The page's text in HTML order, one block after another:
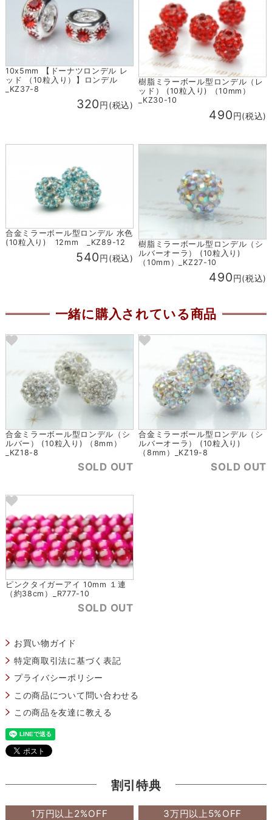
10x5mm 【ドーナツロンデル レ
ッド （10粒入り）】ロンデル
_KZ37-8
320円(税込)
樹脂ミラーボール型ロンデル（レ
ッド） (10粒入り) （10mm）
_KZ30-10
490円(税込)
合金ミラーボール型ロンデル 水色
(10粒入り) 12mm _KZ89-12
540円(税込)
樹脂ミラーボール型ロンデル（シ
ルバーオーラ） (10粒入り)
（10mm）_KZ27-10
490円(税込)
一緒に購入されている商品
合金ミラーボール型ロンデル（シ
ルバー） (10粒入り) （8mm）
_KZ18-8
SOLD OUT
合金ミラーボール型ロンデル（シ
ルバーオーラ） (10粒入り)
（8mm）_KZ19-8
SOLD OUT
ピンクタイガーアイ 10mm １連
（約38cm）_R777-10
SOLD OUT
お買い物ガイド
特定商取引法に基づく表記
プライバシーポリシー
この商品について問い合わせる
この商品を友達に教える
割引特典
1万円以上2%OFF
3万円以上5%OFF